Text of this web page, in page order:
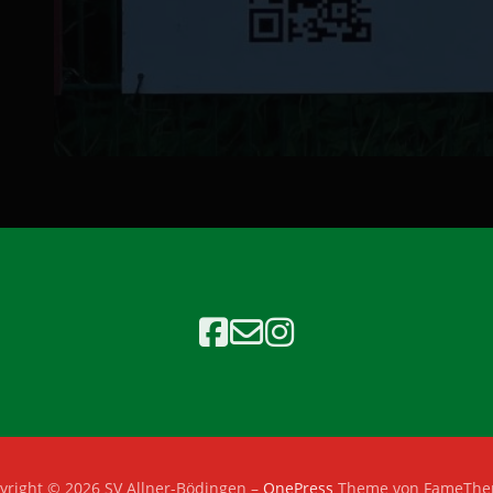
© 2026 SV Allner-Bödingen – OnePress Theme von